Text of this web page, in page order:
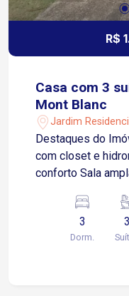
R$
Casa com 3
Mont Blanc
Jardim
Destaques do Imóvel 3 suítes, sendo
com closet e
conforto Sala
arejada com
Lavabo e
sendo 2
3
Dorm.
3